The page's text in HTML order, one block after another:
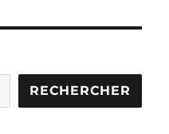
RECHERCHER